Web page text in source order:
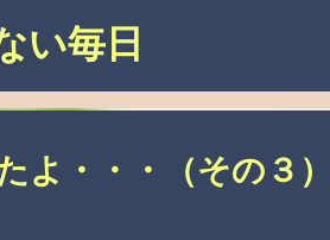
メイン コンテンツに移動
い毎日
よ・・・（その３